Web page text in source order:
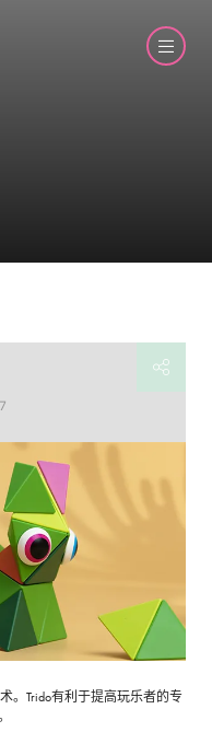
。Trido有利于提高玩乐者的专